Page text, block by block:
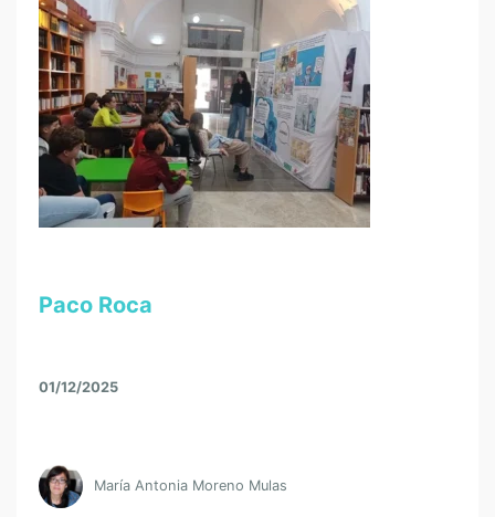
Paco Roca
01/12/2025
María Antonia Moreno Mulas